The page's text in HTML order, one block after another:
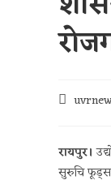
रायपुर।
सुरुचि फूड्स